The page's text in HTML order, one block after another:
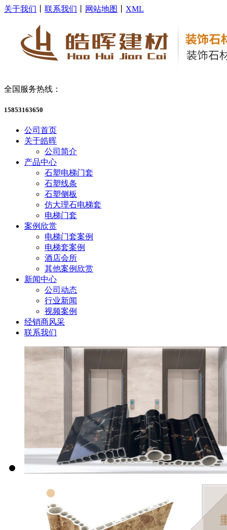
关于我们 联系我们 网站地图 XML
全国服务热线：
15853163650
公司首页
关于皓晖
公司简介
产品中心
石塑电梯门套
石塑线条
石塑侧板
仿大理石电梯套
电梯门套
案例欣赏
电梯门套案例
电梯套案例
酒店会所
其他案例欣赏
新闻中心
公司动态
行业新闻
视频案例
经销商风采
联系我们